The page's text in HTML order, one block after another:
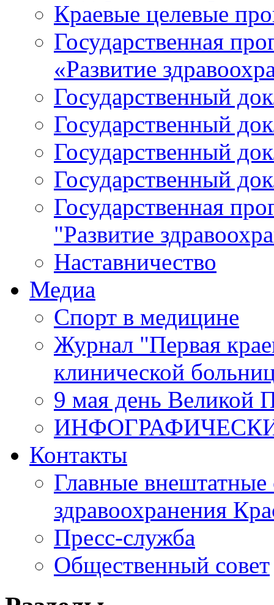
Краевые целевые
Государственная
«Развитие
Государственный
Государственный
Государственный
Государственный
Государственная
"Развитие
Наставничество
Медиа
Спорт в медицине
Журнал "Первая
клинической
9 мая день Великой
Контакты
Главные внештатные
здравоохранения
Пресс-служба
Общественный совет